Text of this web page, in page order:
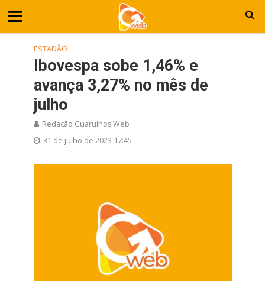
ESTADÃO
Ibovespa sobe 1,46% e
avança 3,27% no mês de
julho
Redação Guarulhos Web
31 de julho de 2023 17:45